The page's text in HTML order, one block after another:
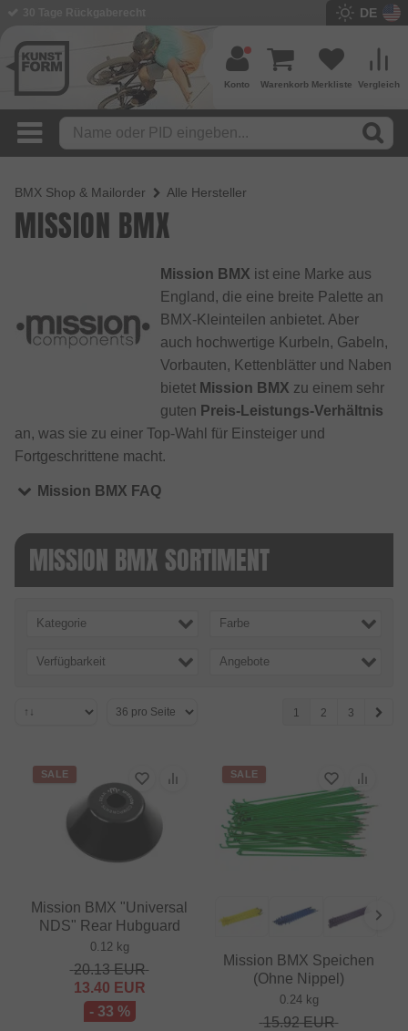
DE
Vergleich
Merkliste
Warenkorb
Konto
BMX Shop & Mailorder Alle Hersteller
MISSION BMX
Mission BMX ist eine Marke aus
England, die eine breite Palette an
BMX-Kleinteilen anbietet. Aber
auch hochwertige Kurbeln, Gabeln,
Vorbauten, Kettenblätter und Naben
bietet Mission BMX zu einem sehr
guten Preis-Leistungs-Verhältnis
an, was sie zu einer Top-Wahl für Einsteiger und
Fortgeschrittene macht.
Mission BMX FAQ
MISSION BMX SORTIMENT
Kategorie Farbe
Verfügbarkeit Angebote
1 2 3
SALE
Mission BMX "Universal
NDS" Rear Hubguard
0.12 kg
20.13EUR
13.40 EUR
- 33 %
SALE
Mission BMX Speichen
(Ohne Nippel)
0.24 kg
15.92EUR